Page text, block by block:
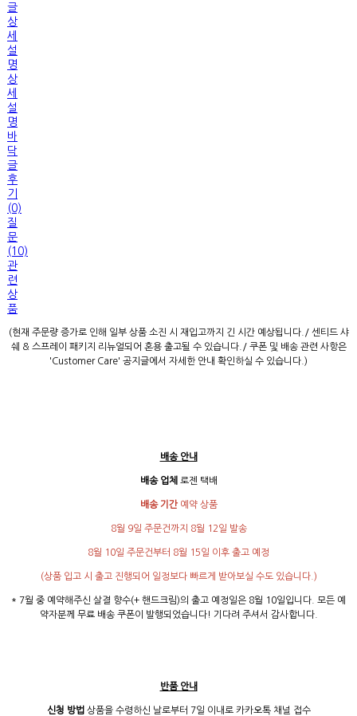
글
상
세
설
명
상
세
설
명
바
닥
글
후
기
(0)
질
문
(10)
관
련
상
품
(현재 주문량 증가로 인해 일부 상품 소진 시 재입고까지 긴 시간 예상됩니다./ 센티드 샤
쉐 & 스프레이 패키지 리뉴얼되어 혼용 출고될 수 있습니다./ 쿠폰 및 배송 관련 사항은
'Customer Care' 공지글에서 자세한 안내 확인하실 수 있습니다.)
배송 안내
배송 업체 로젠 택배
배송 기간예약 상품
8월 9일 주문건까지 8월 12일 발송
8월 10일 주문건부터 8월 15일 이후 출고 예정
(상품 입고 시 출고 진행되어 일정보다 빠르게 받아보실 수도 있습니다.)
* 7월 중 예약해주신 살결 향수(+ 핸드크림)의 출고 예정일은 8월 10일입니다. 모든 예
약자분께 무료 배송 쿠폰이 발행되었습니다! 기다려 주셔서 감사합니다.
반품 안내
신청 방법 상품을 수령하신 날로부터 7일 이내로 카카오톡 채널 접수